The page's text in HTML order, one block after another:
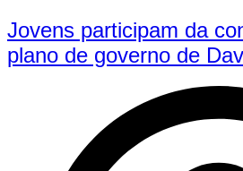
Jovens participam da
plano de governo de